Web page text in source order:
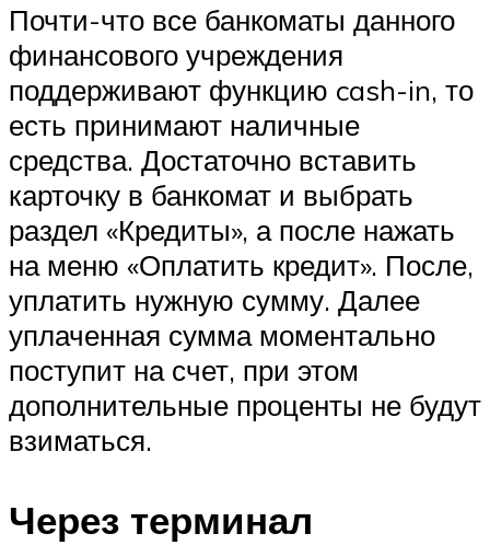
Почти-что все банкоматы данного
финансового учреждения
поддерживают функцию cash-in, то
есть принимают наличные
средства. Достаточно вставить
карточку в банкомат и выбрать
раздел «Кредиты», а после нажать
на меню «Оплатить кредит». После,
уплатить нужную сумму. Далее
уплаченная сумма моментально
поступит на счет, при этом
дополнительные проценты не будут
взиматься.
Через терминал